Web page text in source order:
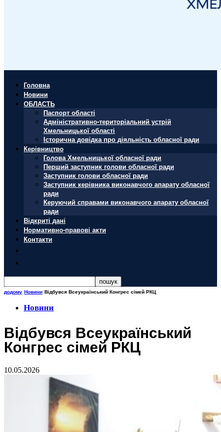
Головна
Новини
ОБЛАСТЬ
Паспорт області
Адміністративно-територіальний устрій
Хмельницької області
Історична довідка про діяльність обласної ради
Керівництво
Голова Хмельницької обласної ради
Перший заступник голови обласної ради
Заступник голови обласної ради
Заступник керівника виконавчого апарату обласної
ради
Керуючий справами виконавчого апарату обласної
ради
Відкриті дані
Нормативно-правові акти
Контакти
додому Новини Відбувся Всеукраїнський Конгрес сімей РКЦ
Новини
Відбувся Всеукраїнський
Конгрес сімей РКЦ
10.05.2026